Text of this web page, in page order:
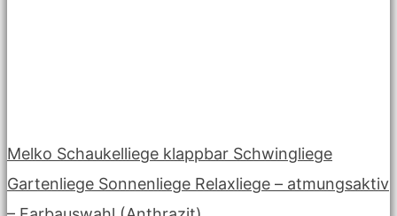
Melko Schaukelliege klappbar Schwingliege
Gartenliege Sonnenliege Relaxliege – atmungsaktiv